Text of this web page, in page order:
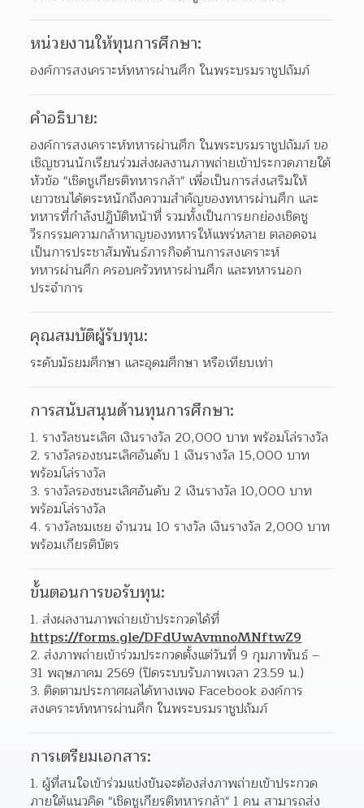
หน่วยงานให้ทุนการศึกษา:
องค์การสงเคราะห์ทหารผ่านศึก ในพระบรมราชูปถัมภ์
คำอธิบาย:
องค์การสงเคราะห์ทหารผ่านศึก ในพระบรมราชูปถัมภ์ ขอ
เชิญชวนนักเรียนร่วมส่งผลงานภาพถ่ายเข้าประกวดภายใต้
หัวข้อ "เชิดชูเกียรติทหารกล้า" เพื่อเป็นการส่งเสริมให้
เยาวชนได้ตระหนักถึงความสำคัญของทหารผ่านศึก และ
ทหารที่กำลังปฏิบัติหน้าที่ รวมทั้งเป็นการยกย่องเชิดชู
วีรกรรมความกล้าหาญของทหารให้แพร่หลาย ตลอดจน
เป็นการประชาสัมพันธ์ภารกิจด้านการสงเคราะห์
ทหารผ่านศึก ครอบครัวทหารผ่านศึก และทหารนอก
ประจำการ
คุณสมบัติผู้รับทุน:
ระดับมัธยมศึกษา และอุดมศึกษา หรือเทียบเท่า
การสนับสนุนด้านทุนการศึกษา:
รางวัลชนะเลิศ เงินรางวัล 20,000 บาท พร้อมโล่รางวัล
รางวัลรองชนะเลิศอันดับ 1 เงินรางวัล 15,000 บาท
พร้อมโล่รางวัล
รางวัลรองชนะเลิศอันดับ 2 เงินรางวัล 10,000 บาท
พร้อมโล่รางวัล
รางวัลชมเชย จำนวน 10 รางวัล เงินรางวัล 2,000 บาท
พร้อมเกียรติบัตร
ขั้นตอนการขอรับทุน:
https://forms.gle/DFdUwAvmnoMNftwZ9
ส่งภาพถ่ายเข้าร่วมประกวดตั้งแต่วันที่ 9 กุมภาพันธ์ –
31 พฤษภาคม 2569 (ปิดระบบรับภาพเวลา 23.59 น.)
ติดตามประกาศผลได้ทางเพจ Facebook องค์การ
สงเคราะห์ทหารผ่านศึก ในพระบรมราชูปถัมภ์
การเตรียมเอกสาร:
ผู้ที่สนใจเข้าร่วมแข่งขันจะต้องส่งภาพถ่ายเข้าประกวด
ภายใต้แนวคิด "เชิดชูเกียรติทหารกล้า" 1 คน สามารถส่ง